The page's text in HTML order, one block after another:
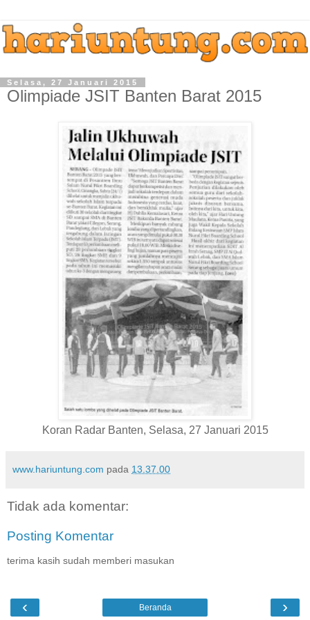
Selasa, 27 Januari 2015
Olimpiade JSIT Banten Barat 2015
Koran Radar Banten, Selasa, 27 Januari 2015
www.hariuntung.com pada 13.37.00
Tidak ada komentar:
Posting Komentar
terima kasih sudah memberi masukan
‹ ›
Beranda